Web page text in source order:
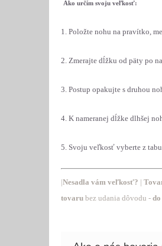
Ako určím svoju veľkosť:
1. Položte nohu na pravítko,
2. Zmerajte dĺžku od päty po
3. Postup opakujte s druhou
4. K nameranej dĺžke dlhšej
5. Svoju veľkosť vyberte z
|Nesadla vám veľkosť? |
tovaru bez udania dôvodu -